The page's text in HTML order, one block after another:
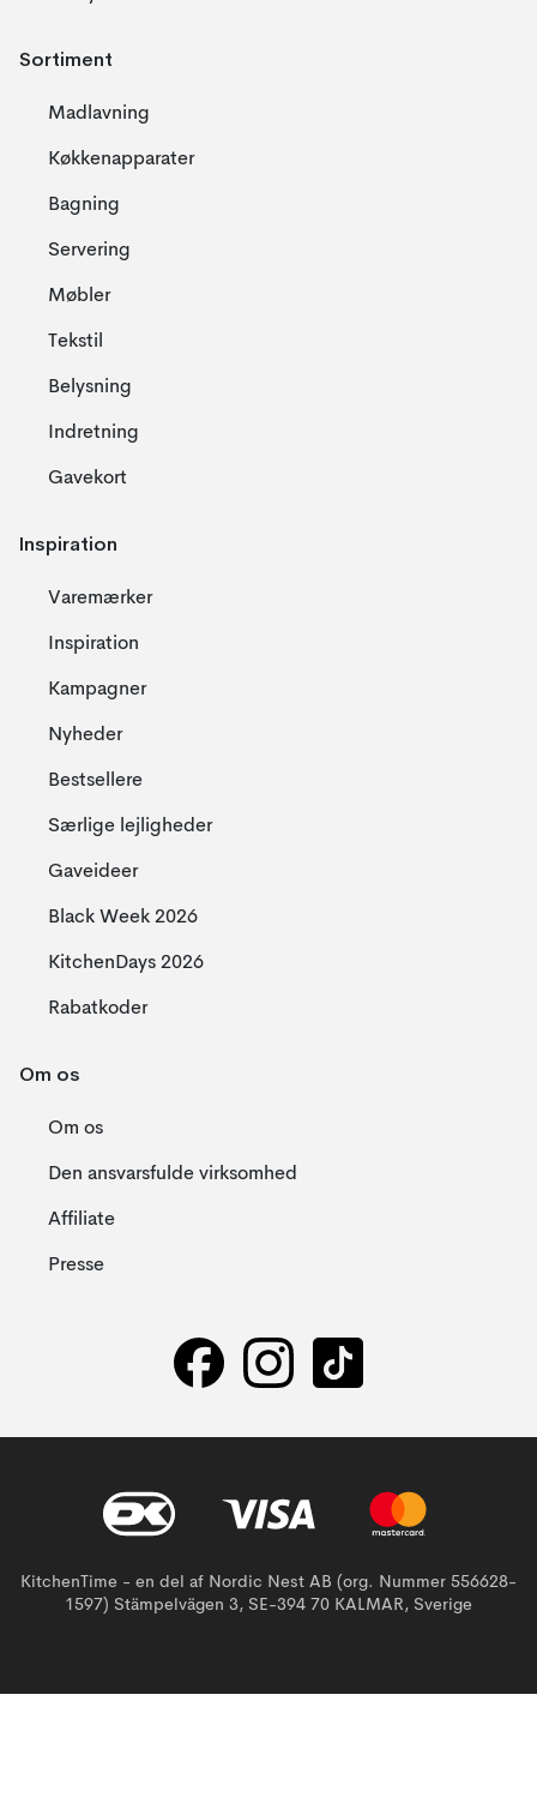
Sortiment
Madlavning
Køkkenapparater
Bagning
Servering
Møbler
Tekstil
Belysning
Indretning
Gavekort
Inspiration
Varemærker
Inspiration
Kampagner
Nyheder
Bestsellere
Særlige lejligheder
Gaveideer
Black Week 2026
KitchenDays 2026
Rabatkoder
Om os
Om os
Den ansvarsfulde virksomhed
Affiliate
Presse
KitchenTime - en del af Nordic Nest AB (org. Nummer 556628-
1597) Stämpelvägen 3, SE-394 70 KALMAR, Sverige